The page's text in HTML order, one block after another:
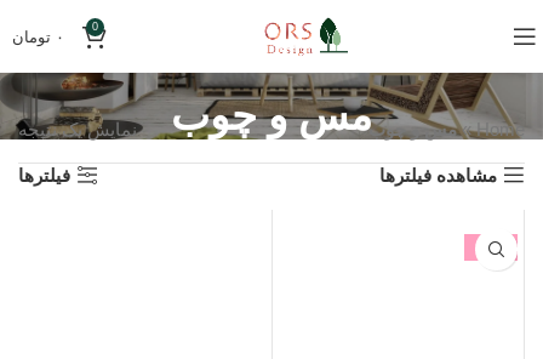
0
۰ تومان
مس و چوب Home
»مس و چوب نمایش یک نتیجه
مشاهده فیلترها فیلترها
-13%